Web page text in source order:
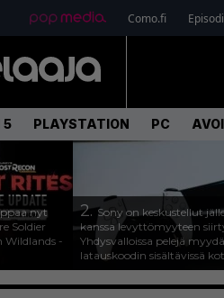
Como.fi
5 PLAYSTATION PC
nyt
Soldier
Wildlands -
2.Sony on keskustellut
kanssa levyttömyyteen
Yhdysvalloissa pelejä
latauskoodin sisältävissä